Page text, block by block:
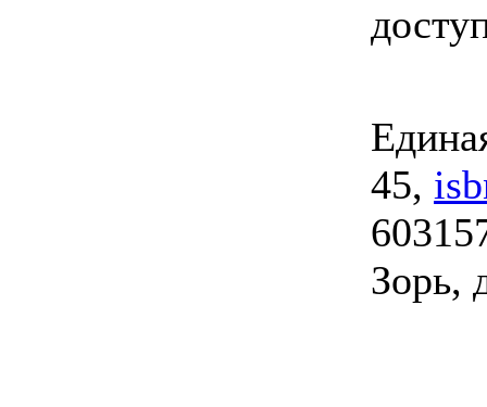
45,
Зорь,